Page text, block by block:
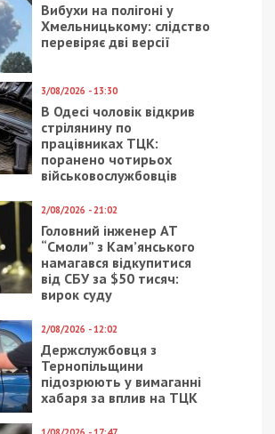
Вибухи на полігоні у
Хмельницькому: слідство
перевіряє дві версії
3/08/2026 - 13:30
В Одесі чоловік відкрив
стрілянину по
працівниках ТЦК:
поранено чотирьох
військовослужбовців
2/08/2026 - 21:02
Головний інженер АТ
“Смоли” з Кам’янського
намагався відкупитися
від СБУ за $50 тисяч:
вирок суду
2/08/2026 - 12:02
Держслужбовця з
Тернопільщини
підозрюють у вимаганні
хабаря за вплив на ТЦК